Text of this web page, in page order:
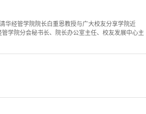
华经管学院院长白重恩教授与广大校友分享学院近
学院分会秘书长、院长办公室主任、校友发展中心主